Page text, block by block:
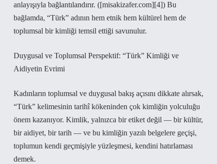
anlayışıyla bağlantılandırır. ([misakizafer.com][4]) Bu
bağlamda, “Türk” adının hem etnik hem kültürel hem de
toplumsal bir kimliği temsil ettiği savunulur.
Duygusal ve Toplumsal Perspektif: “Türk” Kimliği ve
Aidiyetin Evrimi
Kadınların toplumsal ve duygusal bakış açısını dikkate alırsak,
“Türk” kelimesinin tarihî kökeninden çok kimliğin yolculuğu
önem kazanıyor. Kimlik, yalnızca bir etiket değil — bir kültür,
bir aidiyet, bir tarih — ve bu kimliğin yazılı belgelere geçişi,
toplumun kendi geçmişiyle yüzleşmesi, kendini hatırlaması
demek.